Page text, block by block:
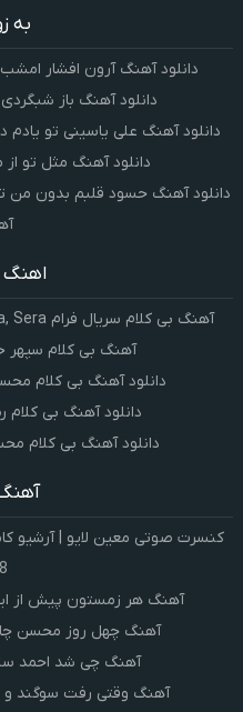
به
دانلود آهنگ آرون افشار
دانلود آهنگ باز
دانلود آهنگ علی یاسینی تو
دانلود آهنگ مثل تو
دانلود آهنگ حسود قلبم بدون من
اهنگ
آهنگ بی کلام سریال فرام Que Sera, Sera از Jack Jezzro – رایگان
آهنگ بی کلام سپهر
دانلود آهنگ بی کلام
دانلود آهنگ بی کلام
دانلود آهنگ بی کلام
آهنگ هر زمستون پیش از
آهنگ چهل روز محسن
آهنگ چی شد احمد
آهنگ وقتی رفت سوگند